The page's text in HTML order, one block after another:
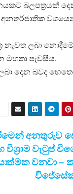
බලපත්‍රයක්
නැවත ලබා
පැවසීය.
දෙන බවද
අනතුරුව
විශ්‍රාම වැටුප්
වනවා –